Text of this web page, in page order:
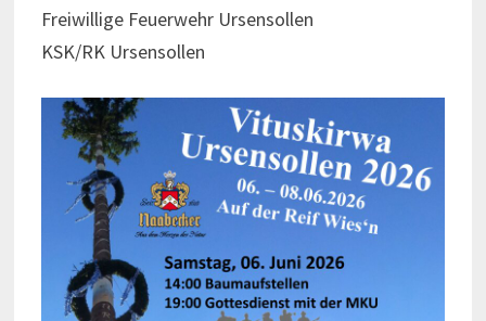
Freiwillige Feuerwehr Ursensollen
KSK/RK Ursensollen